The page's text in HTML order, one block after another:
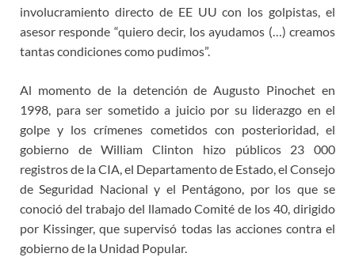
involucramiento directo de EE UU con los golpistas, el
asesor responde “quiero decir, los ayudamos (…) creamos
tantas condiciones como pudimos”.
Al momento de la detención de Augusto Pinochet en
1998, para ser sometido a juicio por su liderazgo en el
golpe y los crímenes cometidos con posterioridad, el
gobierno de William Clinton hizo públicos 23 000
registros de la CIA, el Departamento de Estado, el Consejo
de Seguridad Nacional y el Pentágono, por los que se
conoció del trabajo del llamado Comité de los 40, dirigido
por Kissinger, que supervisó todas las acciones contra el
gobierno de la Unidad Popular.